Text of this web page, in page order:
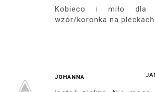
Kobieco i miło dla
wzór/koronka na pleckach
JOHANNA